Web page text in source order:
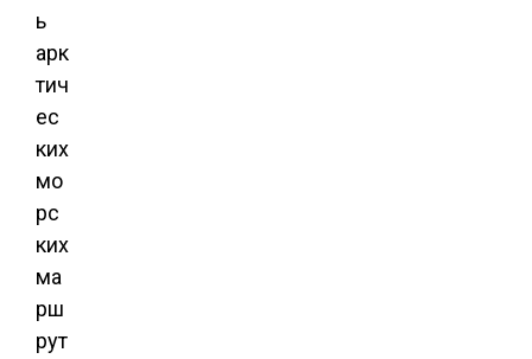
ь
арк
тич
ес
ких
мо
рс
ких
ма
рш
рут